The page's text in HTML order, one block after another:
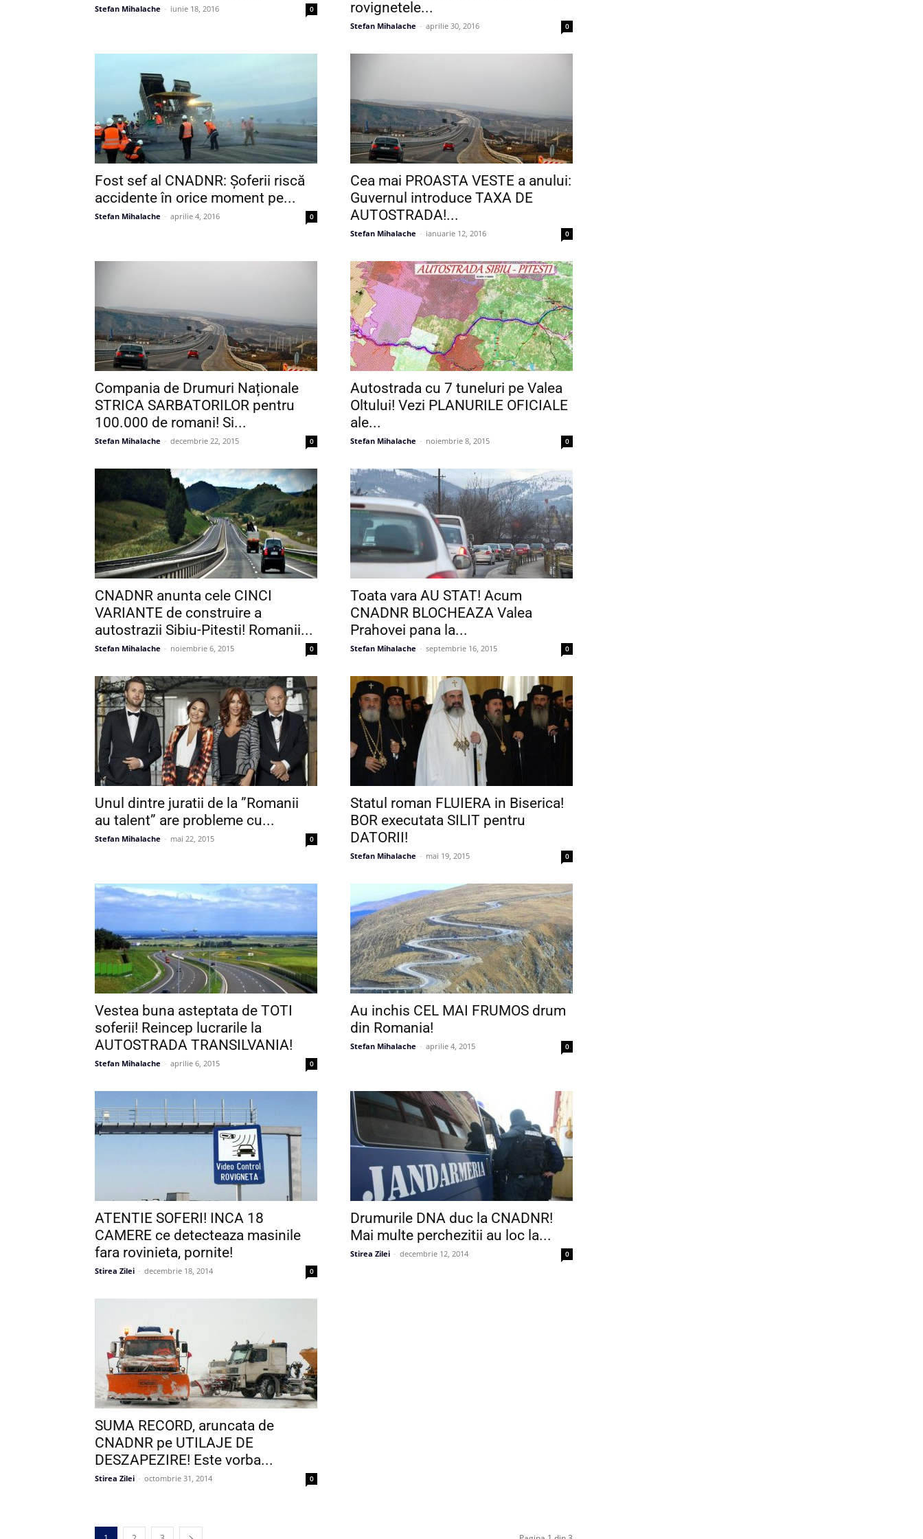
Stefan Mihalache - iunie 18, 2016 0
rovignetele...
Stefan Mihalache - aprilie 30, 2016 0
Fost sef al CNADNR: Șoferii riscă
accidente în orice moment pe...
Stefan Mihalache - aprilie 4, 2016 0
Cea mai PROASTA VESTE a anului:
Guvernul introduce TAXA DE
AUTOSTRADA!...
Stefan Mihalache - ianuarie 12, 2016 0
Compania de Drumuri Naționale
STRICA SARBATORILOR pentru
100.000 de romani! Si...
Stefan Mihalache - decembrie 22, 2015 0
Autostrada cu 7 tuneluri pe Valea
Oltului! Vezi PLANURILE OFICIALE
ale...
Stefan Mihalache - noiembrie 8, 2015 0
CNADNR anunta cele CINCI
VARIANTE de construire a
autostrazii Sibiu-Pitesti! Romanii...
Stefan Mihalache - noiembrie 6, 2015 0
Toata vara AU STAT! Acum
CNADNR BLOCHEAZA Valea
Prahovei pana la...
Stefan Mihalache - septembrie 16, 2015 0
Unul dintre juratii de la ”Romanii
au talent” are probleme cu...
Stefan Mihalache - mai 22, 2015 0
Statul roman FLUIERA in Biserica!
BOR executata SILIT pentru
DATORII!
Stefan Mihalache - mai 19, 2015 0
Vestea buna asteptata de TOTI
soferii! Reincep lucrarile la
AUTOSTRADA TRANSILVANIA!
Stefan Mihalache - aprilie 6, 2015 0
Au inchis CEL MAI FRUMOS drum
din Romania!
Stefan Mihalache - aprilie 4, 2015 0
ATENTIE SOFERI! INCA 18
CAMERE ce detecteaza masinile
fara rovinieta, pornite!
Stirea Zilei - decembrie 18, 2014 0
Drumurile DNA duc la CNADNR!
Mai multe perchezitii au loc la...
Stirea Zilei - decembrie 12, 2014 0
SUMA RECORD, aruncata de
CNADNR pe UTILAJE DE
DESZAPEZIRE! Este vorba...
Stirea Zilei - octombrie 31, 2014 0